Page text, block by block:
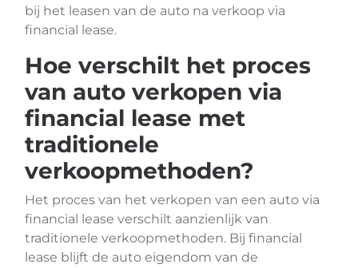
bij het leasen van de auto na verkoop via
financial lease.
Hoe verschilt het proces
van auto verkopen via
financial lease met
traditionele
verkoopmethoden?
Het proces van het verkopen van een auto via
financial lease verschilt aanzienlijk van
traditionele verkoopmethoden. Bij financial
lease blijft de auto eigendom van de